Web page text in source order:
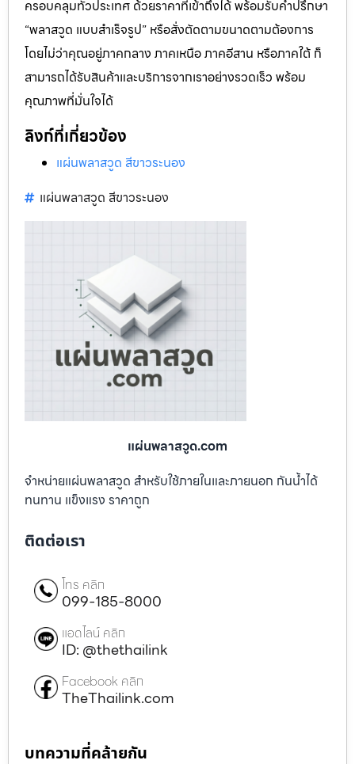
ครอบคลุมทั่วประเทศ ด้วยราคาที่เข้าถึงได้ พร้อมรับคำปรึกษา
“พลาสวูด แบบสำเร็จรูป” หรือสั่งตัดตามขนาดตามต้องการ
โดยไม่ว่าคุณอยู่ภาคกลาง ภาคเหนือ ภาคอีสาน หรือภาคใต้ ก็
สามารถได้รับสินค้าและบริการจากเราอย่างรวดเร็ว พร้อม
คุณภาพที่มั่นใจได้
ลิงก์ที่เกี่ยวข้อง
แผ่นพลาสวูด สีขาวระนอง
แผ่นพลาสวูด สีขาวระนอง
แผ่นพลาสวูด.com
จำหน่ายแผ่นพลาสวูด สำหรับใช้ภายในและภายนอก กันน้ำได้
ทนทาน แข็งแรง ราคาถูก
ติดต่อเรา
โทร คลิก
099-185-8000
แอดไลน์ คลิก
ID: @thethailink
Facebook คลิก
TheThailink.com
บทความที่คล้ายกัน